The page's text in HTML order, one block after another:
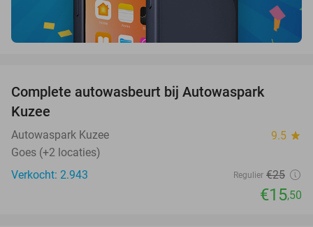
Complete autowasbeurt bij Autowaspark
Kuzee
Autowaspark Kuzee 9.5 star
Goes (+2 locaties)
Verkocht: 2.943
Regulier €25
€15,50